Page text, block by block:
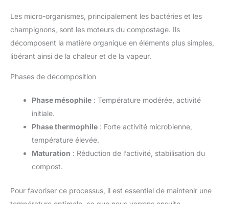
Les micro-organismes, principalement les bactéries et les
champignons, sont les moteurs du compostage. Ils
décomposent la matière organique en éléments plus simples,
libérant ainsi de la chaleur et de la vapeur.
Phases de décomposition
Phase mésophile : Température modérée, activité
initiale.
Phase thermophile : Forte activité microbienne,
température élevée.
Maturation : Réduction de l’activité, stabilisation du
compost.
Pour favoriser ce processus, il est essentiel de maintenir une